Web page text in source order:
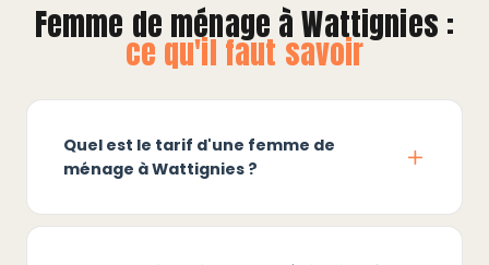
Femme de ménage à Wattignies :
ce qu'il faut savoir
Quel est le tarif d'une femme de
ménage à Wattignies ?